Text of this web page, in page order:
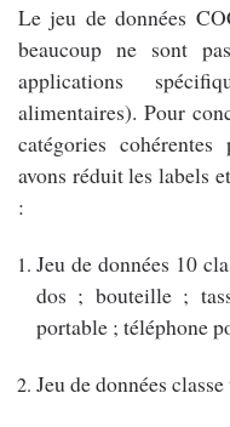
Le jeu de données
beaucoup ne sont
applications
alimentaires). Pour
catégories
avons réduit les labels
:
Jeu de données 10
dos ; bouteille ;
portable ; téléphone
Jeu de données